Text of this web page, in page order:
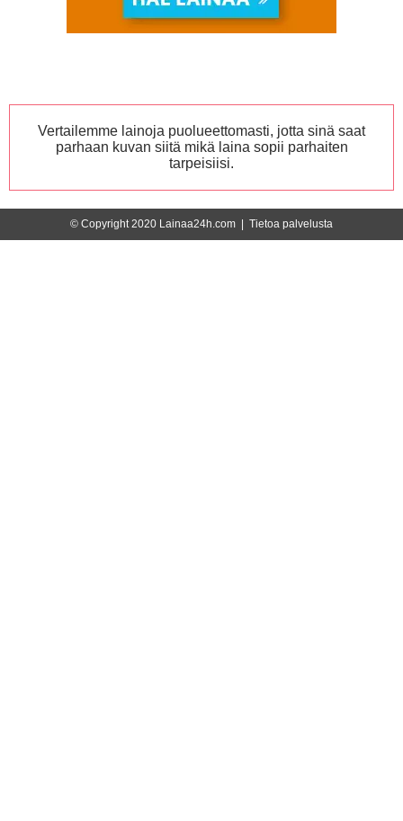
Vertailemme lainoja puolueettomasti, jotta sinä saat
parhaan kuvan siitä mikä laina sopii parhaiten
tarpeisiisi.
© Copyright 2020 Lainaa24h.com | Tietoa palvelusta